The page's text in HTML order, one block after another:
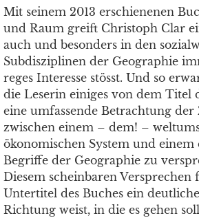
Mit seinem 2013 erschienenen
und Raum greift Christoph Clar
auch und besonders in den
Subdisziplinen der Geographie
reges Interesse stösst. Und so
die Leserin einiges von dem Titel
eine umfassende Betrachtung der
zwischen einem – dem! –
ökonomischen System und
Begriffe der Geographie zu
Diesem scheinbaren Versprechen
Untertitel des Buches ein
Richtung weist, in die es gehen